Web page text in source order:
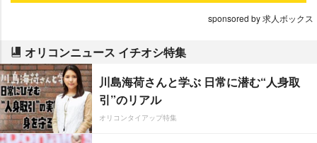
sponsored by 求人ボックス
オリコンニュース イチオシ特集
川島海荷さんと学ぶ 日常に潜む“人身取
引”のリアル
オリコンタイアップ特集